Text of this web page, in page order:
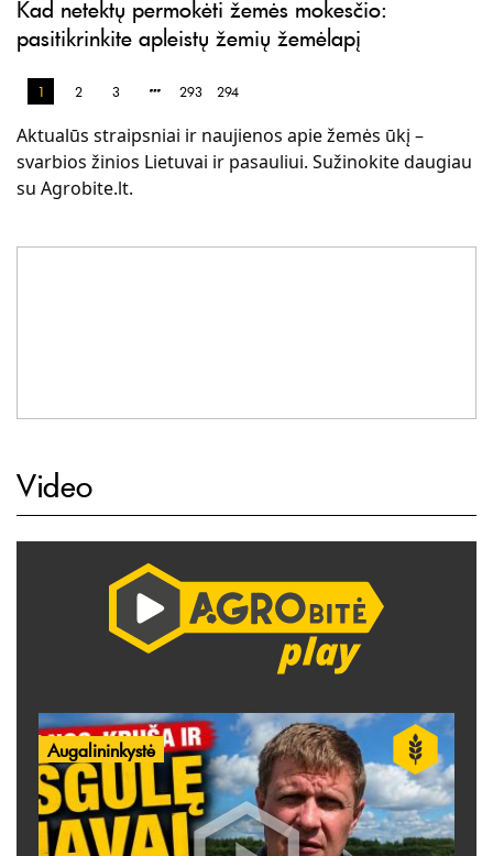
Kad netektų permokėti žemės mokesčio:
pasitikrinkite apleistų žemių žemėlapį
1 2 3 293 294
Aktualūs straipsniai ir naujienos apie žemės ūkį –
svarbios žinios Lietuvai ir pasauliui. Sužinokite daugiau
su Agrobite.lt.
Video
Augalininkystė